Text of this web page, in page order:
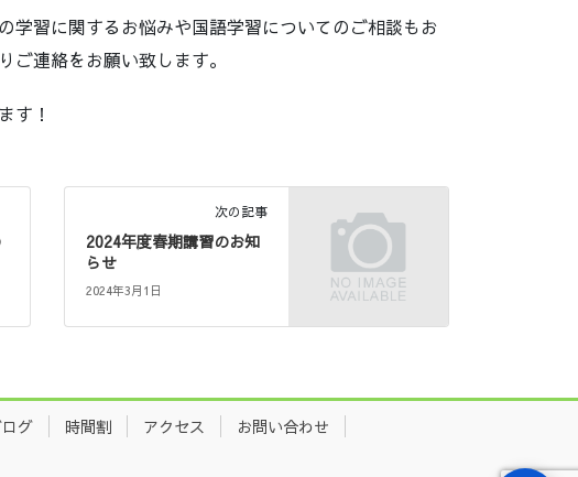
学習に関するお悩みや国語学習についてのご相談もお
ご連絡をお願い致します。
す！
次の記事
2024年度春期講習のお知
らせ
2024年3月1日
グ 時間割 アクセス お問い合わせ